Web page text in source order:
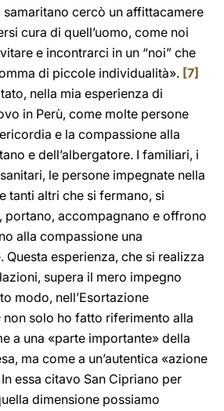
cercò un affittacamere
cura di quell’uomo, come noi
e incontrarci in un “noi” che
di piccole individualità». [7]
nella mia esperienza di
in Perù, come molte persone
e la compassione alla
e dell’albergatore. I familiari, i
le persone impegnate nella
tanti altri che si fermano, si
portano, accompagnano e offrono
alla compassione una
Questa esperienza, che si realizza
supera il mero impegno
modo, nell’Esortazione
non solo ho fatto riferimento alla
a una «parte importante» della
ma come a un’autentica «azione
essa citavo San Cipriano per
dimensione possiamo